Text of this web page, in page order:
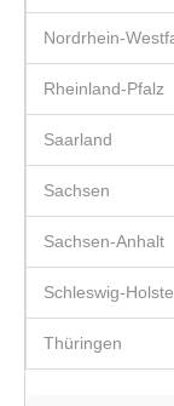
Nordrhein-
Rheinland-Pfalz
Saarland
Sachsen
Sachsen-Anhalt
Schleswig-
Thüringen